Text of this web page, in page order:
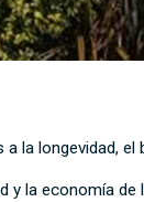
la longevidad, el
y la economía